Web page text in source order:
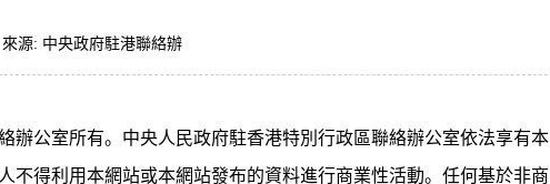
來源: 中央政府駐港聯絡辦
公室所有。中央人民政府駐香港特別行政區聯絡辦公室依法享有本
不得利用本網站或本網站發布的資料進行商業性活動。任何基於非商